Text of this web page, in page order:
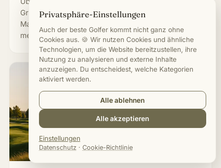
Greenkeeper über den Golf-Pro bis zum Golf-
Manager: was die Verdienste beeinflusst und wo
mehr drin ist.
Privatsphäre-Einstellungen
Auch der beste Golfer kommt nicht ganz ohne
Cookies aus. 🍪 Wir nutzen Cookies und ähnliche
Technologien, um die Website bereitzustellen, ihre
Nutzung zu analysieren und externe Inhalte
anzuzeigen. Du entscheidest, welche Kategorien
aktiviert werden.
Alle ablehnen
Alle akzeptieren
Einstellungen
Datenschutz· Cookie-Richtlinie